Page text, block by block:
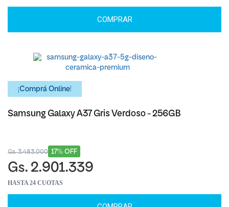
COMPRAR
¡Comprá Online!
Samsung Galaxy A37 Gris Verdoso - 256GB
17% OFF
Gs. 3.483.000
Gs. 2.901.339
HASTA 24 CUOTAS